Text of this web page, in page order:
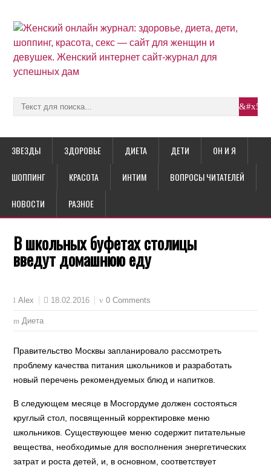
ЗВЕЗДЫ ЗДОРОВЬЕ ДИЕТА ДЕТИ ОН И Я
ШОППИНГ КРАСОТА ИНТИМ ВОПРОСЫ ЧИТАТЕЛЕЙ
НОВОСТИ РАЗНОЕ
В школьных буфетах столицы
введут домашнюю еду
Alex 18.02.2016 0 Comments
Диета
Правительство Москвы запланировало рассмотреть
проблему качества питания школьников и разработать
новый перечень рекомендуемых блюд и напитков.
В следующем месяце в Мосгордуме должен состояться
круглый стол, посвященный корректировке меню
школьников. Существующее меню содержит питательные
вещества, необходимые для восполнения энергетических
затрат и роста детей, и, в основном, соответствует